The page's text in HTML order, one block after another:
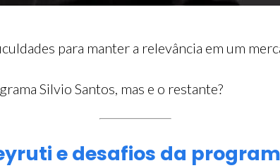
para manter a relevância em um
Silvio Santos, mas e o restante?
e desafios da